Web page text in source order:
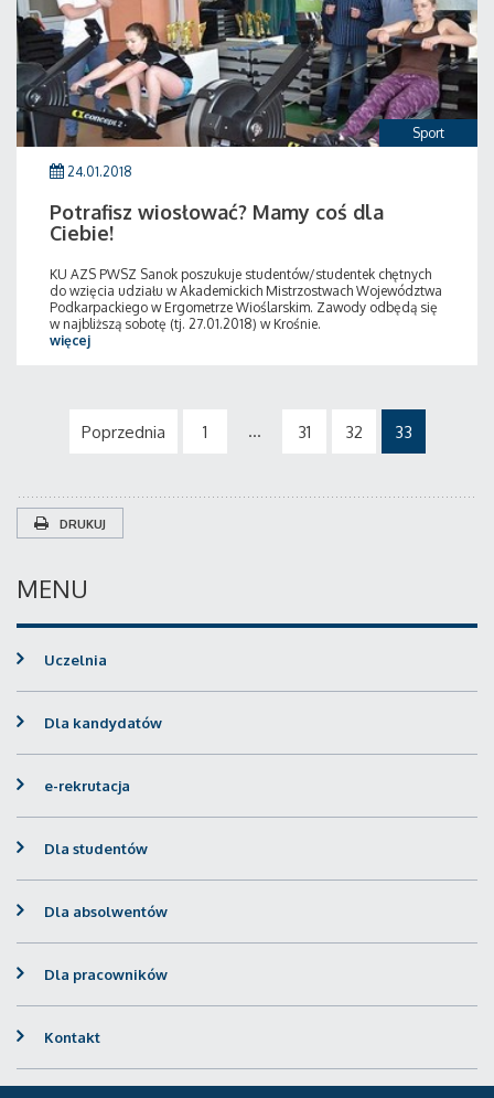
Sport
24.01.2018
Potrafisz wiosłować? Mamy coś dla
Ciebie!
KU AZS PWSZ Sanok poszukuje studentów/studentek chętnych
do wzięcia udziału w Akademickich Mistrzostwach Województwa
Podkarpackiego w Ergometrze Wioślarskim. Zawody odbędą się
w najbliższą sobotę (tj. 27.01.2018) w Krośnie.
więcej
Poprzednia 1 ... 31 32 33
DRUKUJ
MENU
Uczelnia
Dla kandydatów
e-rekrutacja
Dla studentów
Dla absolwentów
Dla pracowników
Kontakt